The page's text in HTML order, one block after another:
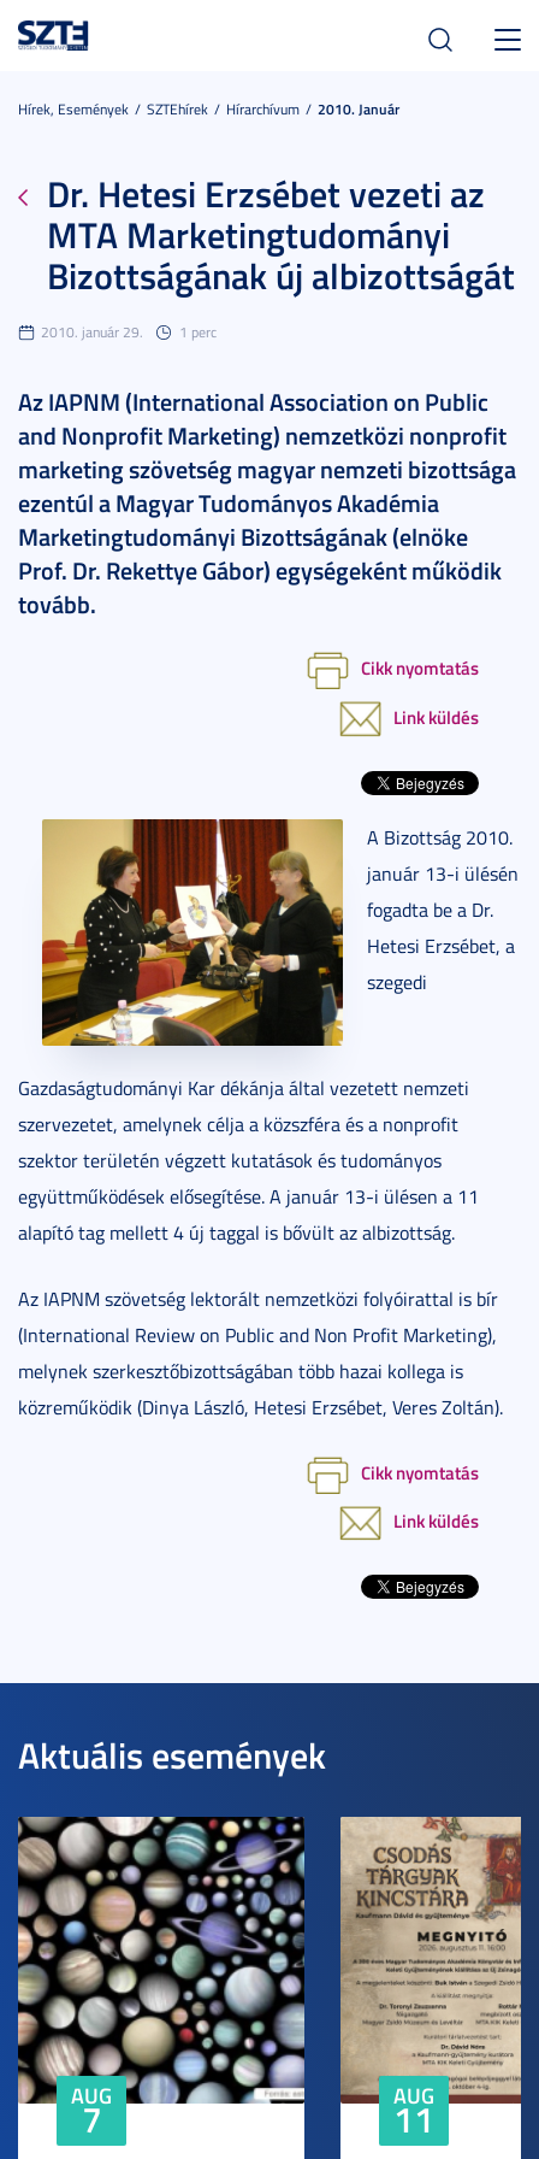
Hírek, Események SZTEhírek Hírarchívum 2010. Január
Dr. Hetesi Erzsébet vezeti az
MTA Marketingtudományi
Bizottságának új albizottságát
2010. január 29. 1 perc
Az IAPNM (International Association on Public
and Nonprofit Marketing) nemzetközi nonprofit
marketing szövetség magyar nemzeti bizottsága
ezentúl a Magyar Tudományos Akadémia
Marketingtudományi Bizottságának (elnöke
Prof. Dr. Rekettye Gábor) egységeként működik
tovább.
Cikk nyomtatás
Link küldés
A Bizottság 2010.
január 13-i ülésén
fogadta be a Dr.
Hetesi Erzsébet, a
szegedi
Gazdaságtudományi Kar dékánja által vezetett nemzeti
szervezetet, amelynek célja a közszféra és a nonprofit
szektor területén végzett kutatások és tudományos
együttműködések elősegítése. A január 13-i ülésen a 11
alapító tag mellett 4 új taggal is bővült az albizottság.
Az IAPNM szövetség lektorált nemzetközi folyóirattal is bír
(International Review on Public and Non Profit Marketing),
melynek szerkesztőbizottságában több hazai kollega is
közreműködik (Dinya László, Hetesi Erzsébet, Veres Zoltán).
Cikk nyomtatás
Link küldés
Aktuális események
AUG
7 AUG
11